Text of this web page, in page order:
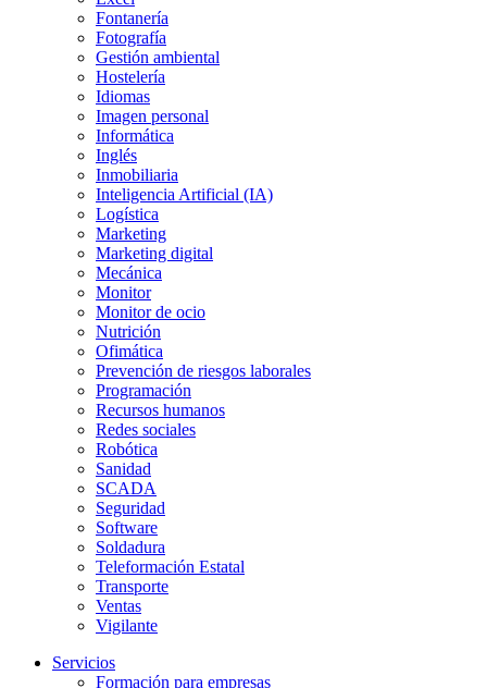
Fontanería
Fotografía
Gestión ambiental
Hostelería
Idiomas
Imagen personal
Informática
Inglés
Inmobiliaria
Inteligencia Artificial (IA)
Logística
Marketing
Marketing digital
Mecánica
Monitor
Monitor de ocio
Nutrición
Ofimática
Prevención de riesgos laborales
Programación
Recursos humanos
Redes sociales
Robótica
Sanidad
SCADA
Seguridad
Software
Soldadura
Teleformación Estatal
Transporte
Ventas
Vigilante
Servicios
Formación para empresas